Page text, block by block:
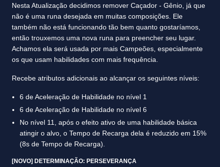
Nesta Atualização decidimos remover Caçador - Gênio, já que
não é uma runa desejada em muitas composições. Ele
também não está funcionando tão bem quanto gostaríamos,
então trouxemos uma nova runa para preencher seu lugar.
Achamos ela será usada por mais Campeões, especialmente
os que usam habilidades com mais frequência.
Recebe atributos adicionais ao alcançar os seguintes níveis:
6 de Aceleração de Habilidade no nível 1
6 de Aceleração de Habilidade no nível 6
No nível 11, após o efeito ativo de uma habilidade básica
atingir o alvo, o Tempo de Recarga dela é reduzido em 15%
(8s de Tempo de Recarga).
[NOVO] DETERMINAÇÃO: PERSEVERANÇA